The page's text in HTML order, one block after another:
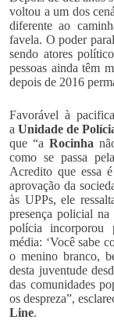
voltou a um dos
diferente ao
favela. O poder
sendo atores
pessoas ainda têm
depois de 2016
Favorável à
aUnidade de
que “aRocinha
como se passa
Acredito que essa
aprovação da
às UPPs, ele
presença policial
polícia incorporou
média: ‘Você sabe
o menino branco,
desta juventude
das comunidades
os despreza”,
Line.